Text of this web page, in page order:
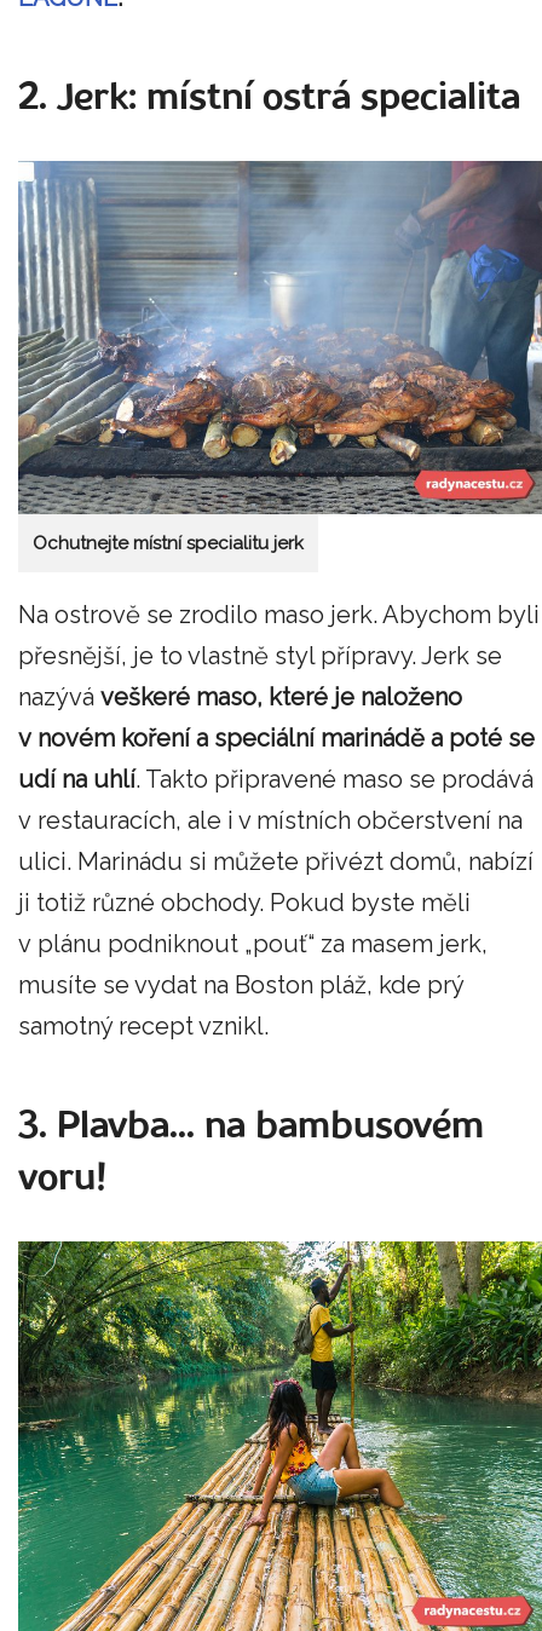
2. Jerk: místní ostrá specialita
Ochutnejte místní specialitu jerk
Na ostrově se zrodilo maso jerk. Abychom byli
přesnější, je to vlastně styl přípravy. Jerk se
nazývá veškeré maso, které je naloženo
v novém koření a speciální marinádě a poté se
udí na uhlí. Takto připravené maso se prodává
v restauracích, ale i v místních občerstvení na
ulici. Marinádu si můžete přivézt domů, nabízí
ji totiž různé obchody. Pokud byste měli
v plánu podniknout „pouť“ za masem jerk,
musíte se vydat na Boston pláž, kde prý
samotný recept vznikl.
3. Plavba... na bambusovém
voru!